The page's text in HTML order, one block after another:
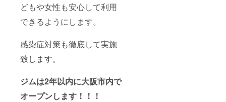
どもや女性も安心して利用
できるようにします。
感染症対策も徹底して実施
致します。
ジムは2年以内に大阪市内で
オープンします！！！